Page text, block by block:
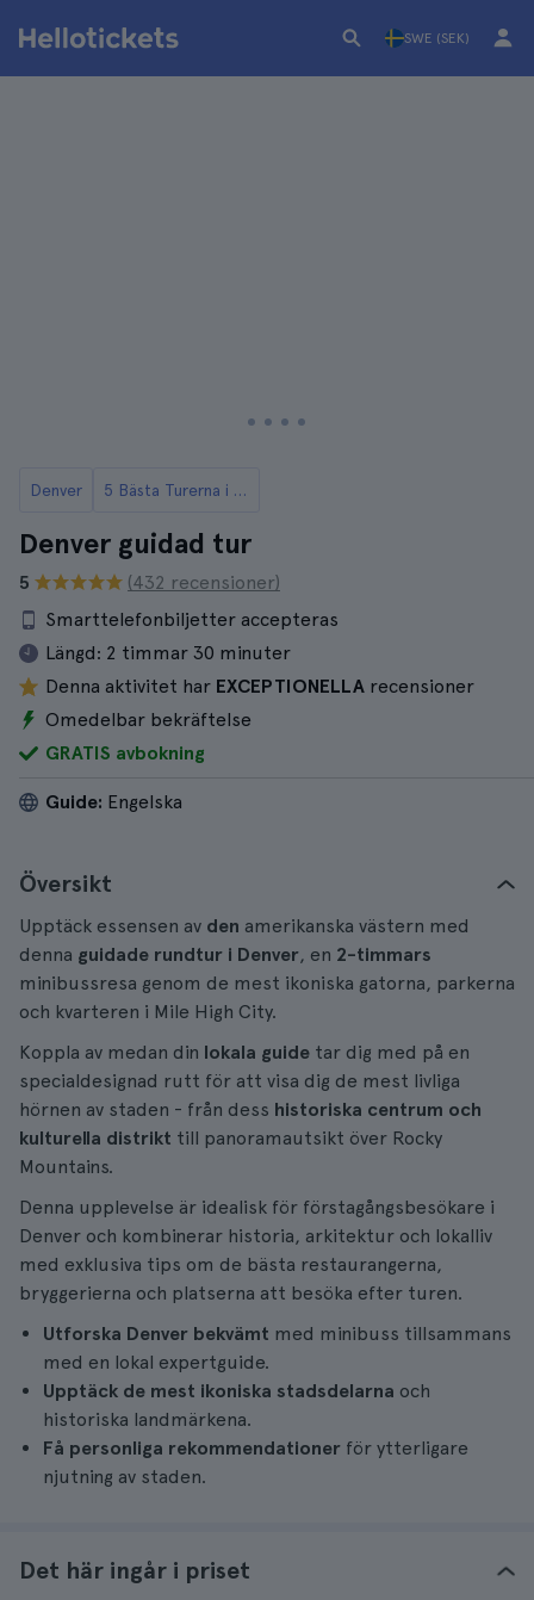
SWE (SEK)
Denver 5 Bästa Turerna i Denver
Denver guidad tur
5
(432 recensioner)
Smarttelefonbiljetter accepteras
Längd: 2 timmar 30 minuter
Denna aktivitet har EXCEPTIONELLA recensioner
Omedelbar bekräftelse
GRATIS avbokning
Guide: Engelska
Översikt
Upptäck essensen av den amerikanska västern med
denna guidade rundtur i Denver, en 2-timmars
minibussresa genom de mest ikoniska gatorna, parkerna
och kvarteren i Mile High City.
Koppla av medan din lokala guide tar dig med på en
specialdesignad rutt för att visa dig de mest livliga
hörnen av staden - från dess historiska centrum och
kulturella distrikt till panoramautsikt över Rocky
Mountains.
Denna upplevelse är idealisk för förstagångsbesökare i
Denver och kombinerar historia, arkitektur och lokalliv
med exklusiva tips om de bästa restaurangerna,
bryggerierna och platserna att besöka efter turen.
Utforska Denver bekvämt med minibuss tillsammans
med en lokal expertguide.
Upptäck de mest ikoniska stadsdelarna och
historiska landmärkena.
Få personliga rekommendationer för ytterligare
njutning av staden.
Det här ingår i priset